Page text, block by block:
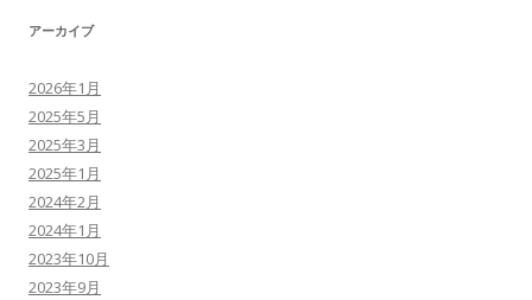
アーカイブ
2026年1月
2025年5月
2025年3月
2025年1月
2024年2月
2024年1月
2023年10月
2023年9月